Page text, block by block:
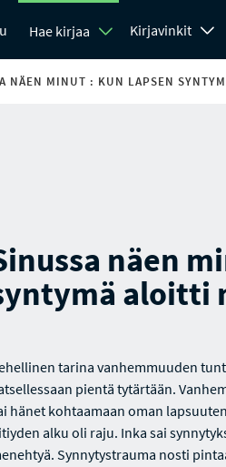
Hae kirjaa Kirjavinkit
NÄEN MINUT : KUN LAPSEN
näen
aloitti
tarina vanhemmuuden
pientä tytärtään.
hänet kohtaamaan oman
alku oli raju. Inka sai
Synnytystrauma nosti